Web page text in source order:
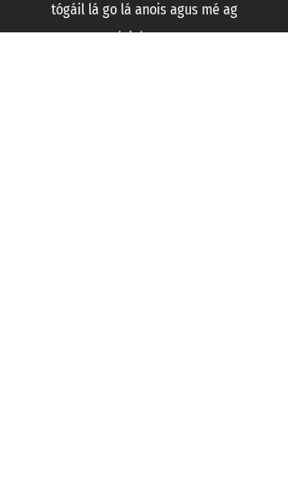
tógáil lá go lá anois agus mé ag
leigheas.